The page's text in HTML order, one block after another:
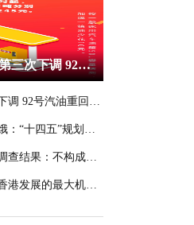
今夜油价迎来年内第三次下调 92号汽油重回6元区间
今夜油价迎来年内第三次下调 92号汽油重回6元区间
香港特区行政长官林郑月娥：“十四五”规划为香港带来千载难逢的机遇
复旦公布张文宏博士论文调查结果：不构成学术不端或学术不当
香港中联办主任骆惠宁：香港发展的最大机遇在内地